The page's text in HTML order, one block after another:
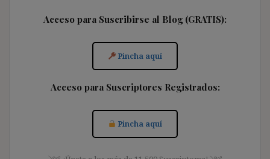
Acceso para Suscribirse al Blog (GRATIS):
Pincha aquí
Acceso para Suscriptores Registrados:
Pincha aquí